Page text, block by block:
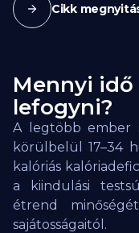
Cikk
Mennyi
lefogyni?
A legtöbb ember
körülbelül 17–34
kalóriás
a kiindulási
étrend
sajátosságaitól.